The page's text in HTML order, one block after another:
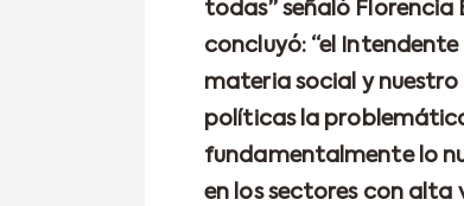
todas” señaló
concluyó: “el
materia social y
políticas la
fundamentalmente lo
en los sectores con alta